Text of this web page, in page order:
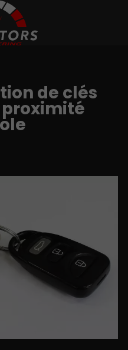
de clés